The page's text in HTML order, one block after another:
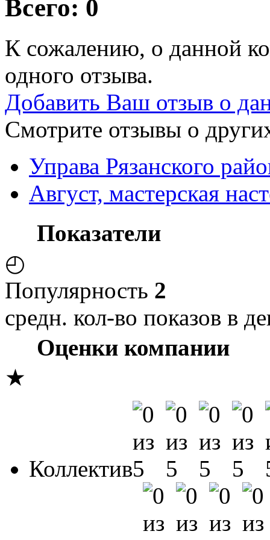
Всего: 0
К сожалению, о данной
одного отзыва.
Добавить Ваш отзыв о
Смотрите отзывы о
Управа Рязанского
Август, мастерская
Показатели
◴
Популярность 2
средн. кол-во показов в
Оценки компании
★
Коллектив